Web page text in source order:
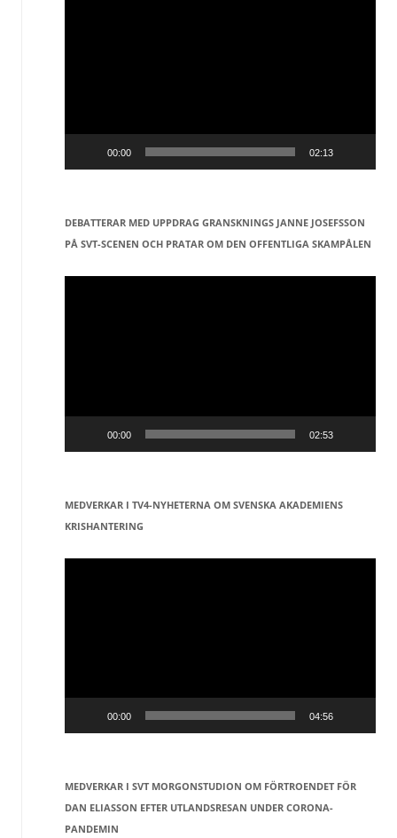
00:00 02:13
DEBATTERAR MED UPPDRAG GRANSKNINGS JANNE JOSEFSSON
PÅ SVT-SCENEN OCH PRATAR OM DEN OFFENTLIGA SKAMPÅLEN
Videospelare
00:00 02:53
MEDVERKAR I TV4-NYHETERNA OM SVENSKA AKADEMIENS
KRISHANTERING
Videospelare
00:00 04:56
MEDVERKAR I SVT MORGONSTUDION OM FÖRTROENDET FÖR
DAN ELIASSON EFTER UTLANDSRESAN UNDER CORONA-
PANDEMIN